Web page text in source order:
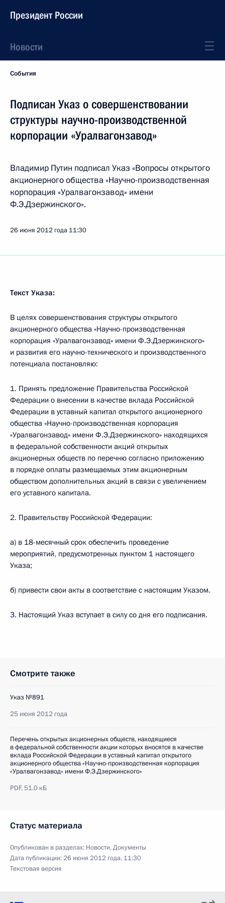
Президент России
Новости
События
Подписан Указ о совершенствовании
структуры научно-производственной
корпорации «Уралвагонзавод»
Владимир Путин подписал Указ «Вопросы открытого
акционерного общества «Научно-производственная
корпорация «Уралвагонзавод» имени
Ф.Э.Дзержинского».
26 июня 2012 года 11:30
Текст Указа:
В целях совершенствования структуры открытого
акционерного общества «Научно-производственная
корпорация «Уралвагонзавод» имени Ф.Э.Дзержинского»
и развития его научно-технического и производственного
потенциала постановляю:
1. Принять предложение Правительства Российской
Федерации о внесении в качестве вклада Российской
Федерации в уставный капитал открытого акционерного
общества «Научно-производственная корпорация
«Уралвагонзавод» имени Ф.Э.Дзержинского» находящихся
в федеральной собственности акций открытых
акционерных обществ по перечню согласно приложению
в порядке оплаты размещаемых этим акционерным
обществом дополнительных акций в связи с увеличением
его уставного капитала.
2. Правительству Российской Федерации:
а) в 18-месячный срок обеспечить проведение
мероприятий, предусмотренных пунктом 1 настоящего
Указа;
б) привести свои акты в соответствие с настоящим Указом.
3. Настоящий Указ вступает в силу со дня его подписания.
Смотрите также
Указ №891
25 июня 2012 года
Перечень открытых акционерных обществ, находящиеся
в федеральной собственности акции которых вносятся в качестве
вклада Российской Федерации в уставный капитал открытого
акционерного общества «Научно-производственная корпорация
«Уралвагонзавод» имени Ф.Э.Дзержинского»
PDF,51.0 кБ
Статус материала
Опубликован в разделах: Новости,Документы
Дата публикации:26 июня 2012 года, 11:30
Текстовая версия